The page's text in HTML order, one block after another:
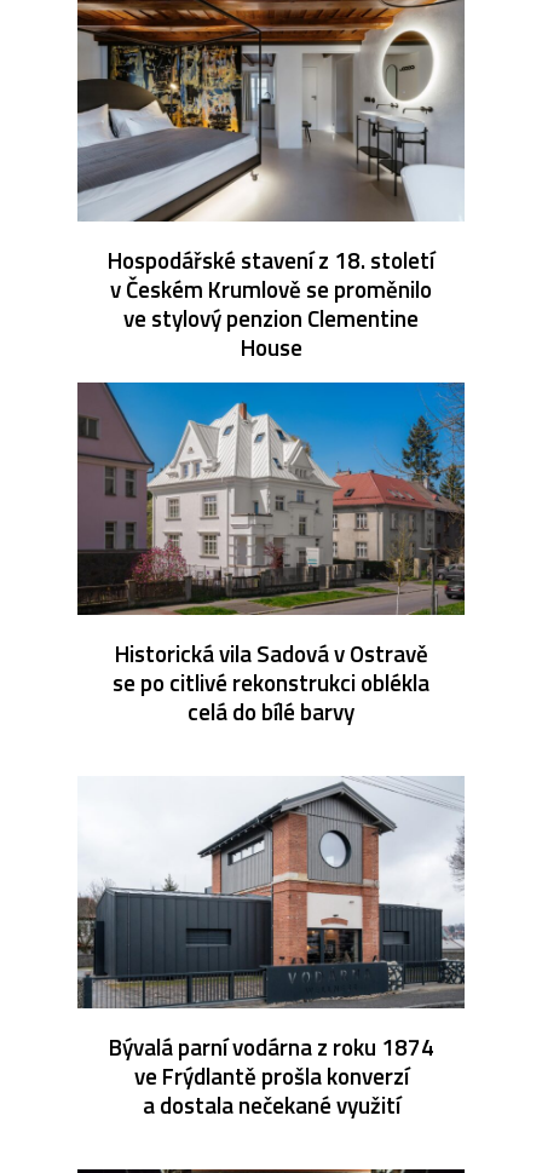
Hospodářské stavení z 18. století
v Českém Krumlově se proměnilo
ve stylový penzion Clementine
House
Historická vila Sadová v Ostravě
se po citlivé rekonstrukci oblékla
celá do bílé barvy
Bývalá parní vodárna z roku 1874
ve Frýdlantě prošla konverzí
a dostala nečekané využití